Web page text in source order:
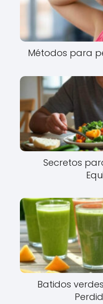
Métodos para
Secretos
Batidos